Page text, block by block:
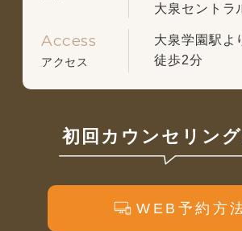
大泉セントラ
Access
アクセス
大泉学園駅よ
徒歩2分
初回カウンセリング
WEB予約方